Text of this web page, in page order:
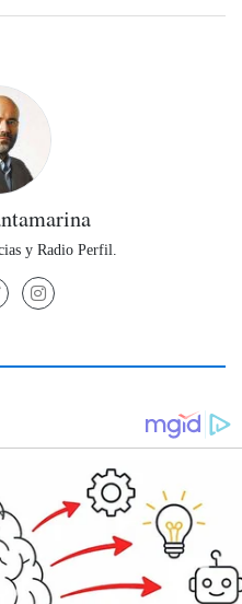
y Radio Perfil.